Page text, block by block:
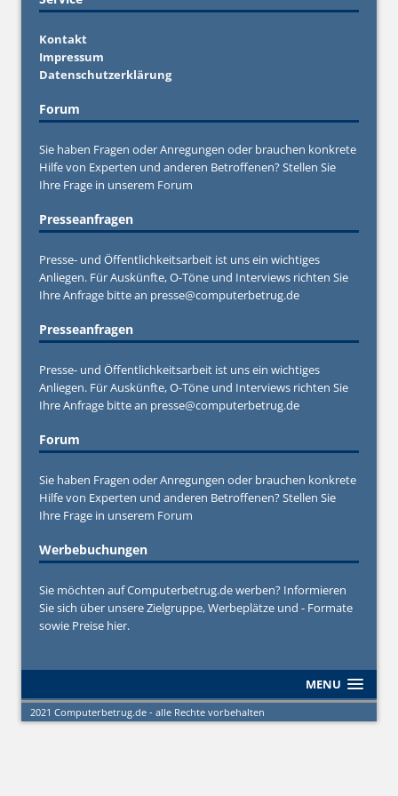
Kontakt
Impressum
Datenschutzerklärung
Forum
Sie haben Fragen oder Anregungen oder brauchen konkrete
Hilfe von Experten und anderen Betroffenen? Stellen Sie
Ihre Frage in unserem Forum
Presseanfragen
Presse- und Öffentlichkeitsarbeit ist uns ein wichtiges
Anliegen. Für Auskünfte, O-Töne und Interviews richten Sie
Ihre Anfrage bitte an presse@computerbetrug.de
Presseanfragen
Presse- und Öffentlichkeitsarbeit ist uns ein wichtiges
Anliegen. Für Auskünfte, O-Töne und Interviews richten Sie
Ihre Anfrage bitte an presse@computerbetrug.de
Forum
Sie haben Fragen oder Anregungen oder brauchen konkrete
Hilfe von Experten und anderen Betroffenen? Stellen Sie
Ihre Frage in unserem Forum
Werbebuchungen
Sie möchten auf Computerbetrug.de werben? Informieren
Sie sich über unsere Zielgruppe, Werbeplätze und - Formate
sowie Preise hier.
MENU
2021 Computerbetrug.de - alle Rechte vorbehalten